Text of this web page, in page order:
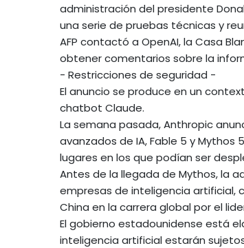
administración del presidente
una serie de pruebas técnicas y
AFP contactó a OpenAI, la Casa
obtener comentarios sobre la
- Restricciones de seguridad -
El anuncio se produce en un
chatbot Claude.
La semana pasada, Anthropic
avanzados de IA, Fable 5 y
lugares en los que podían ser
Antes de la llegada de Mythos, la
empresas de inteligencia artificial,
China en la carrera global por el
El gobierno estadounidense está
inteligencia artificial estarán